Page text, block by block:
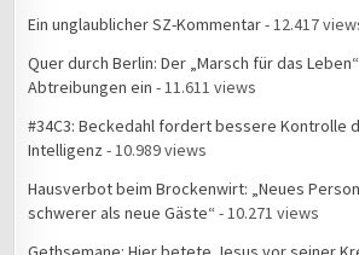
Ein unglaublicher SZ-Kommentar- 12.417
Quer durch Berlin: Der „Marsch für das
Abtreibungen ein - 11.611 views
#34C3: Beckedahl fordert bessere Kontrolle
Intelligenz - 10.989 views
Hausverbot beim Brockenwirt: „Neues
schwerer als neue Gäste“ - 10.271 views